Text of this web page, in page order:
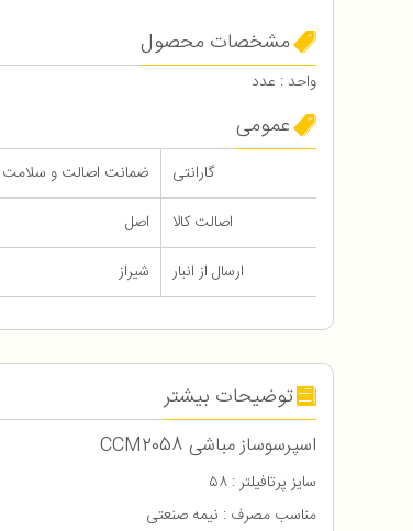
مشخصات محصول
واحد : عدد
عمومی
گارانتی
ضمانت اصالت و سلامت
اصالت کالا
اصل
ارسال از انبار
شیراز
توضیحات بیشتر
اسپرسوساز مباشی CCM2058
سایز پرتافیلتر : ۵۸
مناسب مصرف : نیمه صنعتی